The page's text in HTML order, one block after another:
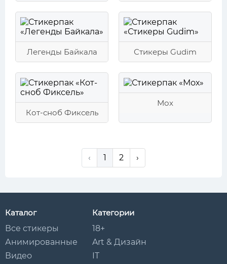
Легенды Байкала Стикеры Gudim
Кот-сноб Фиксель
Мох
‹ 1 2 ›
Каталог
Все стикеры
Анимированные
Видео
Категории
18+
Art & Дизайн
IT